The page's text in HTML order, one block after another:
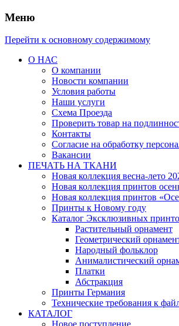
Меню
Перейти к основному содержимому
О НАС
О компании
Новости компании
Условия работы
Наши услуги
Схема Проезда
Проверить товар на
Контакты
Согласие на обработку
Вакансии
ПЕЧАТЬ НА ТКАНИ
Новая коллекция весна-лето
Новая коллекция принтов
Новая коллекция принтов
Принты к Новому году
Каталог Эксклюзивных
Растительный орнамент
Геометрический
Народный фольклор
Анималистический
Платки
Абстракция
Принты Германия
Технические требования к
КАТАЛОГ